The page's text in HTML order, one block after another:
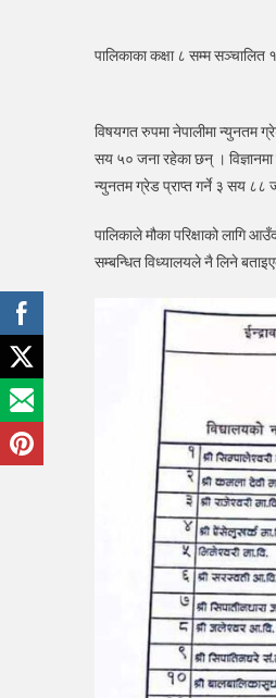
पालिकाका कक्षा ८ सम्म सञ्चालित
विषयगत रुपमा नेपालीमा न्युनतम
सय ५० जना रहेका छन् ।
न्युनतम ग्रेड प्राप्त गर्ने ३ सय ८८
पालिकाले मौका परिक्षाको‌ लागि
सम्बन्धित विध्यालयले नै लिने